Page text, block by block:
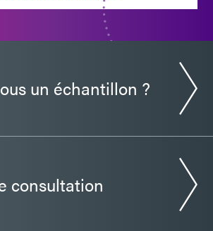
un échantillon ?
consultation